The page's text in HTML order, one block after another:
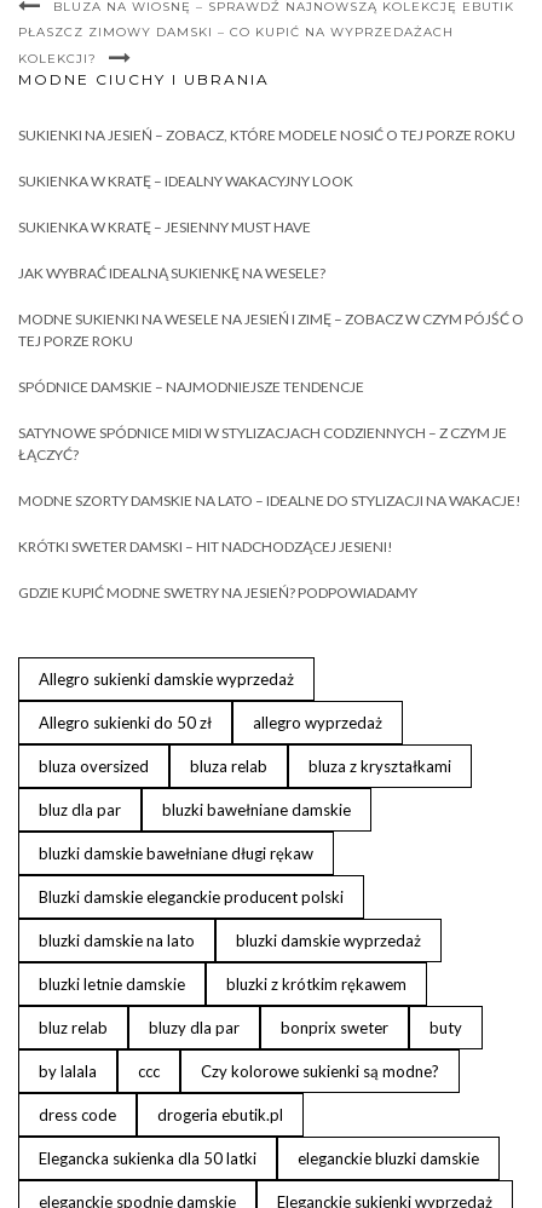
BLUZA NA WIOSNĘ – SPRAWDŹ NAJNOWSZĄ KOLEKCJĘ EBUTIK
PŁASZCZ ZIMOWY DAMSKI – CO KUPIĆ NA WYPRZEDAŻACH
KOLEKCJI?
MODNE CIUCHY I UBRANIA
SUKIENKI NA JESIEŃ – ZOBACZ, KTÓRE MODELE NOSIĆ O TEJ PORZE ROKU
SUKIENKA W KRATĘ – IDEALNY WAKACYJNY LOOK
SUKIENKA W KRATĘ – JESIENNY MUST HAVE
JAK WYBRAĆ IDEALNĄ SUKIENKĘ NA WESELE?
MODNE SUKIENKI NA WESELE NA JESIEŃ I ZIMĘ – ZOBACZ W CZYM PÓJŚĆ O
TEJ PORZE ROKU
SPÓDNICE DAMSKIE – NAJMODNIEJSZE TENDENCJE
SATYNOWE SPÓDNICE MIDI W STYLIZACJACH CODZIENNYCH – Z CZYM JE
ŁĄCZYĆ?
MODNE SZORTY DAMSKIE NA LATO – IDEALNE DO STYLIZACJI NA WAKACJE!
KRÓTKI SWETER DAMSKI – HIT NADCHODZĄCEJ JESIENI!
GDZIE KUPIĆ MODNE SWETRY NA JESIEŃ? PODPOWIADAMY
Allegro sukienki damskie wyprzedaż
Allegro sukienki do 50 zł allegro wyprzedaż
bluza oversized bluza relab bluza z kryształkami
bluz dla par bluzki bawełniane damskie
bluzki damskie bawełniane długi rękaw
Bluzki damskie eleganckie producent polski
bluzki damskie na lato bluzki damskie wyprzedaż
bluzki letnie damskie bluzki z krótkim rękawem
bluz relab bluzy dla par bonprix sweter buty
by lalala ccc Czy kolorowe sukienki są modne?
dress code drogeria ebutik.pl
Elegancka sukienka dla 50 latki eleganckie bluzki damskie
eleganckie spodnie damskie Eleganckie sukienki wyprzedaż